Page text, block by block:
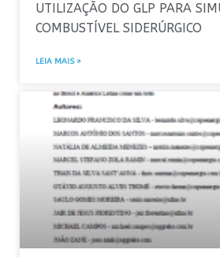
UTILIZAÇÃO DO GLP PARA
COMBUSTÍVEL SIDERÚRGICO
LEIA MAIS »